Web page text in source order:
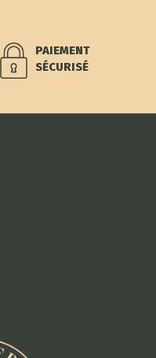
PAIEMENT
SÉCURISÉ